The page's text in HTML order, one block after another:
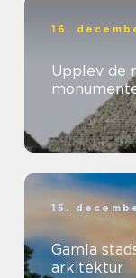
16.
Upplev de
15.
Gamla
arkitektur